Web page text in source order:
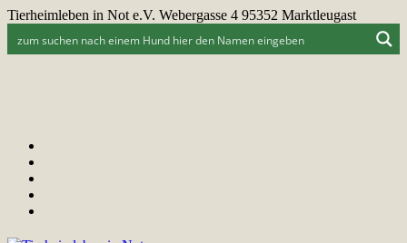
Tierheimleben in Not e.V. Webergasse 4 95352 Marktleugast